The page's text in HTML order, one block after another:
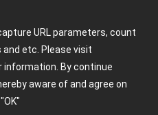
URL parameters, count
etc. Please visit
information. By continue
aware of and agree on
"OK"